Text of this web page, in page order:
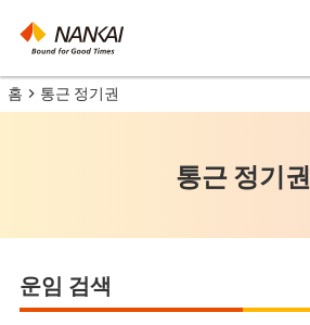
홈 통근 정기권
통근 정기권
운임 검색